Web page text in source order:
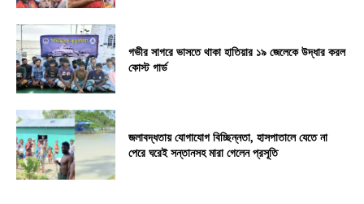
গভীর সাগরে ভাসতে থাকা হাতিয়ার ১৯ জেলেকে উদ্ধার করল
কোস্ট গার্ড
জলাবদ্ধতায় যোগাযোগ বিচ্ছিন্নতা, হাসপাতালে যেতে না
পেরে ঘরেই সন্তানসহ মারা গেলেন প্রসূতি